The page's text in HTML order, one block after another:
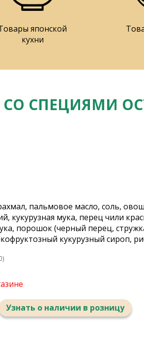
японской
кухни
СПЕЦИЯМИ
пальмовое масло, соль,
кукурузная мука, перец чили
порошок (черный перец,
кукурузный сироп,
Узнать о наличии в розницу